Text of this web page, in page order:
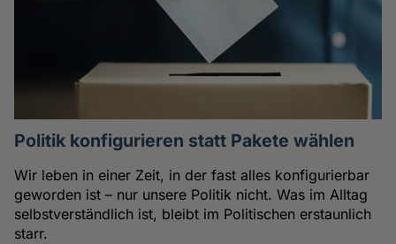
Politik konfigurieren statt Pakete wählen
Wir leben in einer Zeit, in der fast alles konfigurierbar
geworden ist – nur unsere Politik nicht. Was im Alltag
selbstverständlich ist, bleibt im Politischen erstaunlich
starr.